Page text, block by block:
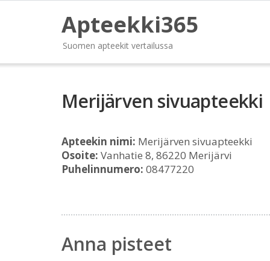
Apteekki365
Suomen apteekit vertailussa
Merijärven sivuapteekki
Apteekin nimi: Merijärven sivuapteekki
Osoite: Vanhatie 8, 86220 Merijärvi
Puhelinnumero: 08477220
Anna pisteet